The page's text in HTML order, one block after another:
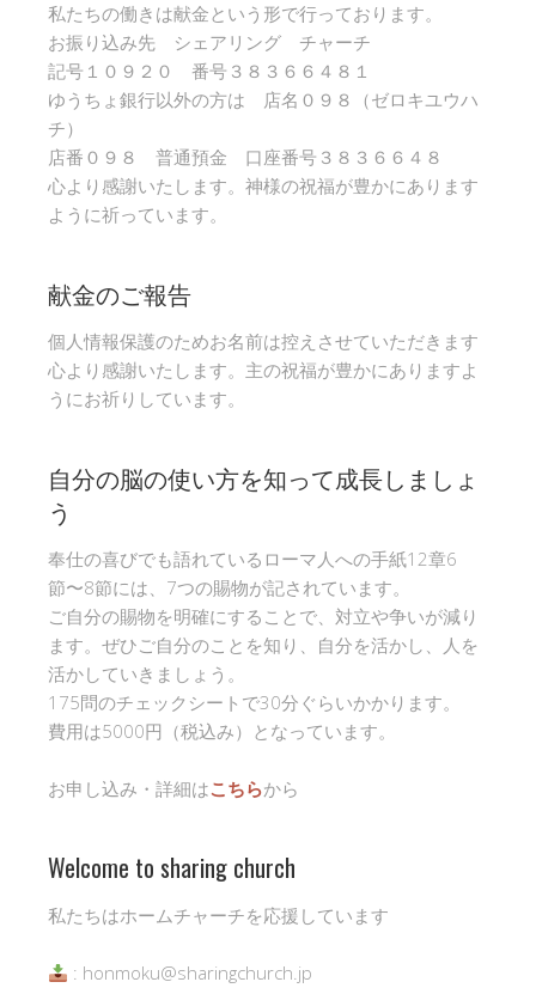
私たちの働きは献金という形で行っております。
お振り込み先 シェアリング チャーチ
記号１０９２０ 番号３８３６６４８１
ゆうちょ銀行以外の方は 店名０９８（ゼロキユウハ
チ）
店番０９８ 普通預金 口座番号３８３６６４８
心より感謝いたします。神様の祝福が豊かにあります
ように祈っています。
献金のご報告
個人情報保護のためお名前は控えさせていただきます
心より感謝いたします。主の祝福が豊かにありますよ
うにお祈りしています。
自分の脳の使い方を知って成長しましょ
う
奉仕の喜びでも語れているローマ人への手紙12章6
節〜8節には、7つの賜物が記されています。
ご自分の賜物を明確にすることで、対立や争いが減り
ます。ぜひご自分のことを知り、自分を活かし、人を
活かしていきましょう。
175問のチェックシートで30分ぐらいかかります。
費用は5000円（税込み）となっています。
お申し込み・詳細はこちらから
Welcome to sharing church
私たちはホームチャーチを応援しています
: honmoku@sharingchurch.jp